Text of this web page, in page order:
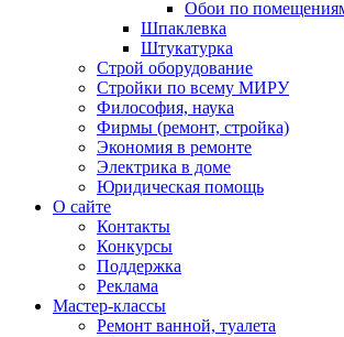
Обои по
Шпаклевка
Штукатурка
Строй оборудование
Стройки по всему МИРУ
Философия, наука
Фирмы (ремонт, стройка)
Экономия в ремонте
Электрика в доме
Юридическая помощь
О сайте
Контакты
Конкурсы
Поддержка
Реклама
Мастер-классы
Ремонт ванной, туалета